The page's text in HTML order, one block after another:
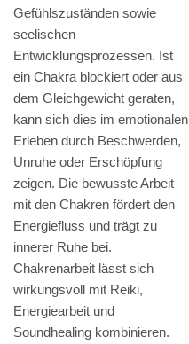
Gefühlszuständen sowie
seelischen
Entwicklungsprozessen. Ist
ein Chakra blockiert oder aus
dem Gleichgewicht geraten,
kann sich dies im emotionalen
Erleben durch Beschwerden,
Unruhe oder Erschöpfung
zeigen. Die bewusste Arbeit
mit den Chakren fördert den
Energiefluss und trägt zu
innerer Ruhe bei.
Chakrenarbeit lässt sich
wirkungsvoll mit Reiki,
Energiearbeit und
Soundhealing kombinieren.